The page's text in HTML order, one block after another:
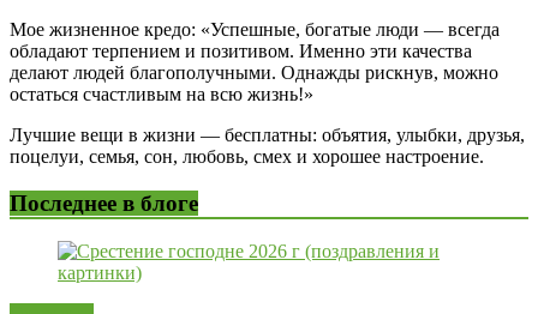
Мое жизненное кредо: «Успешные, богатые люди — всегда
обладают терпением и позитивом. Именно эти качества
делают людей благополучными. Однажды рискнув, можно
остаться счастливым на всю жизнь!»
Лучшие вещи в жизни — бесплатны: объятия, улыбки, друзья,
поцелуи, семья, сон, любовь, смех и хорошее настроение.
Последнее в блоге